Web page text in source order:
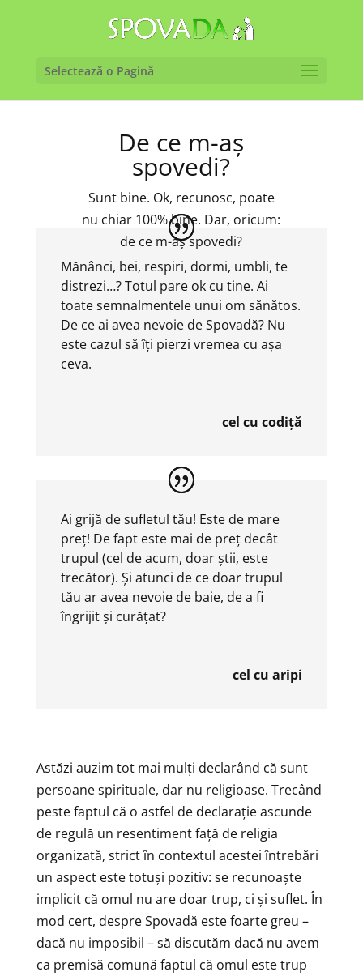
Selectează o Pagină
De ce m-aș
spovedi?
Sunt bine. Ok, recunosc, poate
nu chiar 100% bine. Dar, oricum:
de ce m-aș spovedi?
Mănânci, bei, respiri, dormi, umbli, te
distrezi…? Totul pare ok cu tine. Ai
toate semnalmentele unui om sănătos.
De ce ai avea nevoie de Spovadă? Nu
este cazul să îți pierzi vremea cu așa
ceva.
cel cu codiță
Ai grijă de sufletul tău! Este de mare
preț! De fapt este mai de preț decât
trupul (cel de acum, doar știi, este
trecător). Și atunci de ce doar trupul
tău ar avea nevoie de baie, de a fi
îngrijit și curățat?
cel cu aripi
Astăzi auzim tot mai mulți declarând că sunt
persoane spirituale, dar nu religioase. Trecând
peste faptul că o astfel de declarație ascunde
de regulă un resentiment față de religia
organizată, strict în contextul acestei întrebări
un aspect este totuși pozitiv: se recunoaște
implicit că omul nu are doar trup, ci și suflet. În
mod cert, despre Spovadă este foarte greu –
dacă nu imposibil – să discutăm dacă nu avem
ca premisă comună faptul că omul este trup